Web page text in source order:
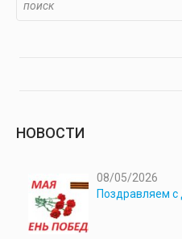
НОВОСТИ
08/05/2026
Поздравляем